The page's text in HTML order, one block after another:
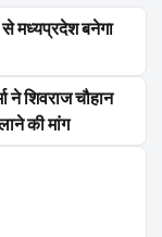
मध्यप्रदेश बनेगा
शिवराज चौहान
की मांग